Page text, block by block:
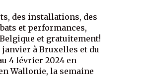
des installations, des
et performances,
et gratuitement!
janvier à Bruxelles et du
4 février 2024 en
Wallonie, la semaine